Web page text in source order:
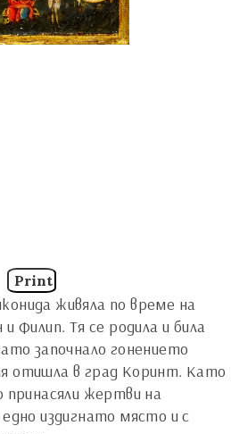
Print
живяла по време на
Филип. Тя се родила и била
започнало гонението
отишла в град Коринт. Като
принасяли жертви на
издигнато място и с